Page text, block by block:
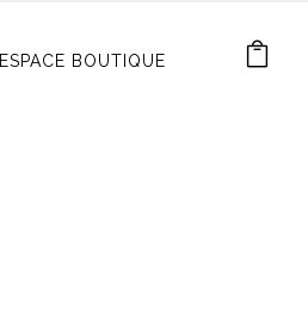
ESPACE BOUTIQUE